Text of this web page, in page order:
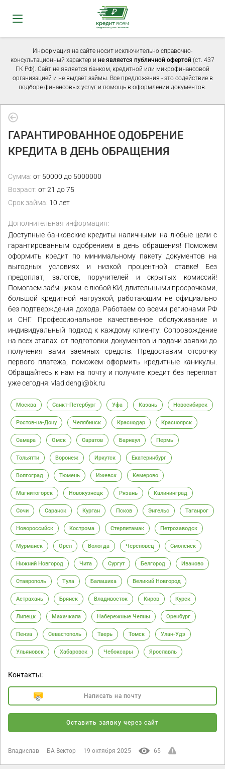
Информация на сайте носит исключительно справочно-
консультационный характер и не является публичной офертой (ст. 437
ГК РФ). Сайт не является банком, кредитной или микрофинансовой
организацией и не выдаёт займы. Все предложения - это содействие в
подборе финансовых услуг и помощь в оформлении документов.
ГАРАНТИРОВАННОЕ ОДОБРЕНИЕ
КРЕДИТА В ДЕНЬ ОБРАЩЕНИЯ
Сумма: от 50000 до 5000000
Возраст: от 21 до 75
Срок займа: 10 лет
Дополнительная информация:
Доступные банковские кредиты наличными на любые цели с
гарантированным одобрением в день обращения! Поможем
оформить кредит по минимальному пакету документов на
выгодных условиях и низкой процентной ставке! Без
предоплат, залогов, поручителей и скрытых комиссий!
Помогаем заёмщикам: с любой КИ, длительными просрочками,
большой кредитной нагрузкой, работающим не официально
без подтверждения дохода. Работаем со всеми регионами РФ
и СНГ. Профессиональное качественное обслуживание и
индивидуальный подход к каждому клиенту! Сопровождение
на всех этапах: от подготовки документов и подачи заявки до
получения вами заёмных средств. Предоставим отсрочку
первого платежа, поможем оформить кредитные каникулы.
Обращайтесь к нам на почту и получите кредит без переплат
уже сегодня: vlad.dengi@bk.ru
Москва Санкт-Петербург Уфа Казань Новосибирск
Ростов-на-Дону Челябинск Краснодар Красноярск
Самара Омск Саратов Барнаул Пермь
Тольятти Воронеж Иркутск Екатеринбург
Волгоград Тюмень Ижевск Кемерово
Магнитогорск Новокузнецк Рязань Калининград
Сочи Саранск Курган Псков Энгельс Таганрог
Новороссийск Кострома Стерлитамак Петрозаводск
Мурманск Орел Вологда Череповец Смоленск
Нижний Новгород Чита Сургут Белгород Иваново
Ставрополь Тула Балашиха Великий Новгород
Астрахань Брянск Владивосток Киров Курск
Липецк Махачкала Набережные Челны Оренбург
Пенза Севастополь Тверь Томск Улан-Удэ
Ульяновск Хабаровск Чебоксары Ярославль
Контакты:
Написать на почту
Оставить заявку через сайт
Владислав БА Вектор 19 октября 2025 65